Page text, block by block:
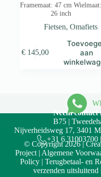
Framemaat: 47 cm Wielmaat:
26 inch
Fietsen, Omafiets
€ 145,00
aan
Neem contact
B75 |
Nijverheidsweg 17, 3401
+31 6 31003700|
© Copyright 2026 |
Project| Algemene
Policy| Terugbetaal- en
verzenden uitsluitend